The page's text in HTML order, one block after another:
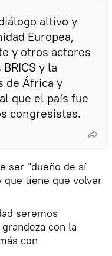
altivo y
Europea,
y otros actores
y la
de África y
que el país fue
congresistas.
ser "dueño de sí
que tiene que volver
seremos
con la
con